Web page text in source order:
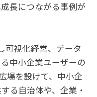
長につながる事例が
可視化経営、データ
中小企業ユーザーの
場を設けて、中小企
る自治体や、企業・